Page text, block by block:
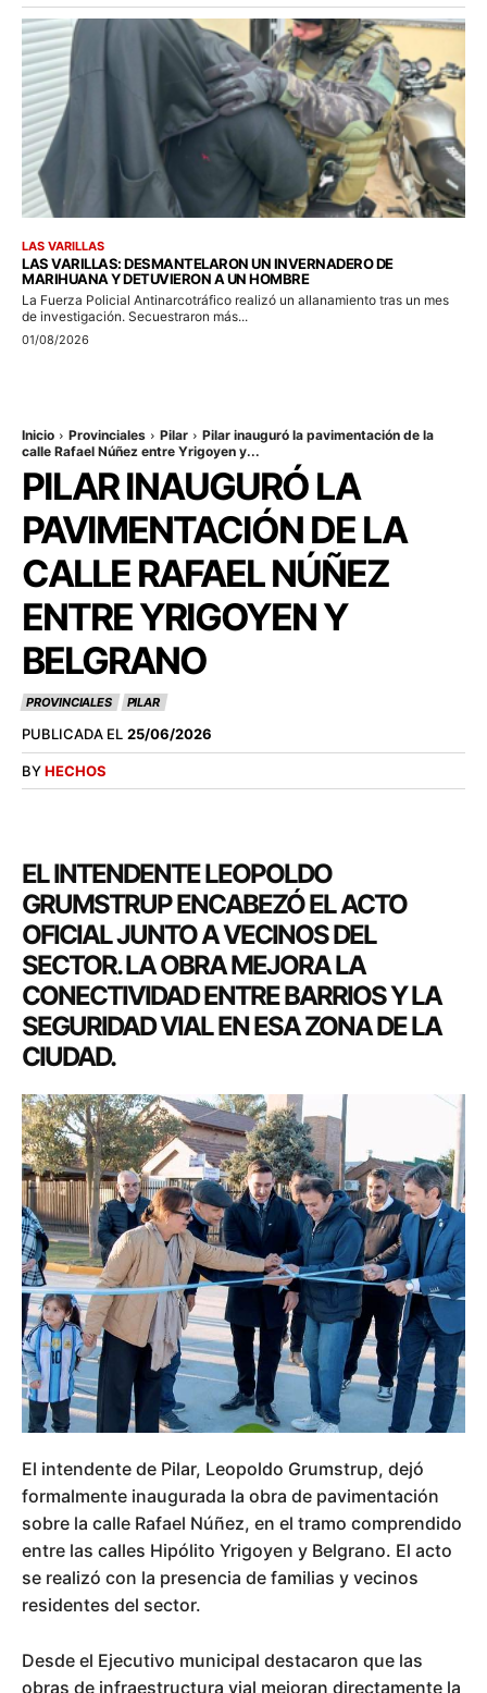
LAS VARILLAS
LAS VARILLAS: DESMANTELARON UN INVERNADERO DE
MARIHUANA Y DETUVIERON A UN HOMBRE
La Fuerza Policial Antinarcotráfico realizó un allanamiento tras un mes
de investigación. Secuestraron más...
01/08/2026